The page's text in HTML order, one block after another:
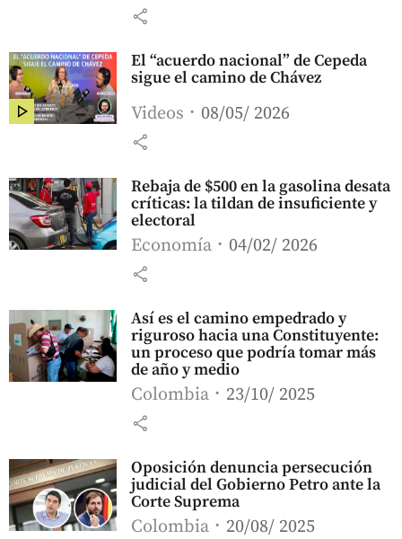
share
El “acuerdo nacional” de Cepeda
sigue el camino de Chávez
Videos 08/05/ 2026
share
Rebaja de $500 en la gasolina desata
críticas: la tildan de insuficiente y
electoral
Economía 04/02/ 2026
share
Así es el camino empedrado y
riguroso hacia una Constituyente:
un proceso que podría tomar más
de año y medio
Colombia 23/10/ 2025
share
Oposición denuncia persecución
judicial del Gobierno Petro ante la
Corte Suprema
Colombia 20/08/ 2025